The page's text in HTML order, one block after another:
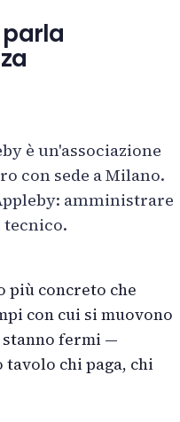
parla
è un'associazione
con sede a Milano.
amministrare
tecnico.
più concreto che
con cui si muovono
stanno fermi —
chi paga, chi